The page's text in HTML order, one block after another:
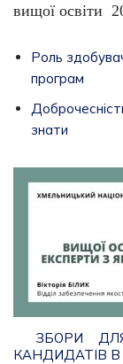
вищої освіти
Роль
програм
знати
ЗБОРИ
КАНДИДАТІВ В